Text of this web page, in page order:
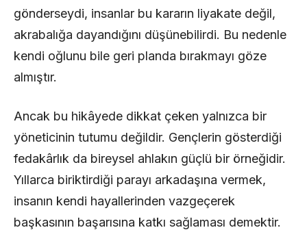
gönderseydi, insanlar bu kararın liyakate değil,
akrabalığa dayandığını düşünebilirdi. Bu nedenle
kendi oğlunu bile geri planda bırakmayı göze
almıştır.
Ancak bu hikâyede dikkat çeken yalnızca bir
yöneticinin tutumu değildir. Gençlerin gösterdiği
fedakârlık da bireysel ahlakın güçlü bir örneğidir.
Yıllarca biriktirdiği parayı arkadaşına vermek,
insanın kendi hayallerinden vazgeçerek
başkasının başarısına katkı sağlaması demektir.